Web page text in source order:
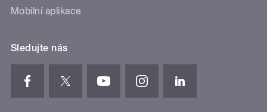
Mobilní aplikace
Sledujte nás